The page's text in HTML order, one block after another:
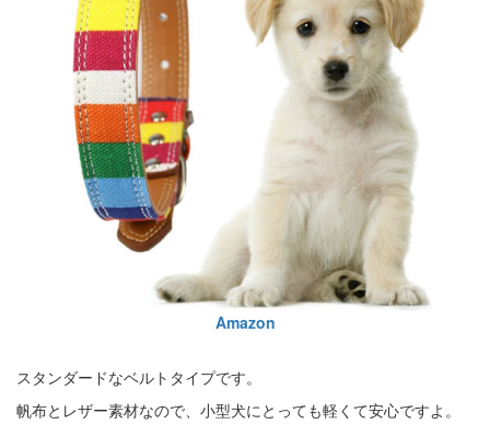
Amazon
スタンダードなベルトタイプです。
帆布とレザー素材なので、小型犬にとっても軽くて安心ですよ。